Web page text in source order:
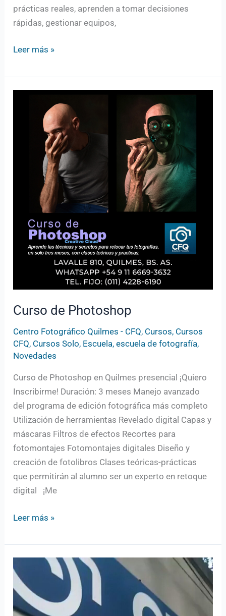
prácticas reales, aprenden a tomar decisiones
rápidas, gestionar equipos,
Leer más »
Curso de Photoshop
Centro Fotográfico Quilmes - CFQ, Cursos, Cursos
CFQ, Cursos Solo, Escuela,escuela de fotografía,
Novedades
Curso de Photoshop en Quilmes presencial ¡Quiero
Inscribirme! Duración: 3 meses Manejo avanzado
del programa de edición fotográfica más completo
Utilización de herramientas Revelado digital Capas y
máscaras Filtros de efectos Recortes para
fotomontajes Fotomontajes digitales Diseño y
creación de fotolibros Clases teóricas-prácticas
que permitirán al alumno ser un experto en retoque
digital ¡Me
Photoshop
Leer más »
¡Nos
mudamos!